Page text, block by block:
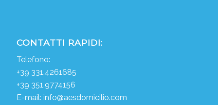
CONTATTI RAPIDI:
Telefono:
+39 331.4261685
+39 351.9774156
E-mail: info@aesdomicilio.com